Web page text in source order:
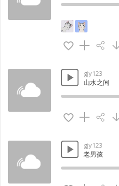
gjy123
山水之间
gjy123
老男孩